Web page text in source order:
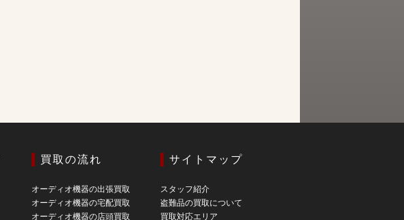
買取の流れ
オーディオ機器の出張買取
オーディオ機器の宅配買取
オーディオ機器の店頭買取
サイトマップ
スタッフ紹介
盗難品の買取について
買取対応エリア